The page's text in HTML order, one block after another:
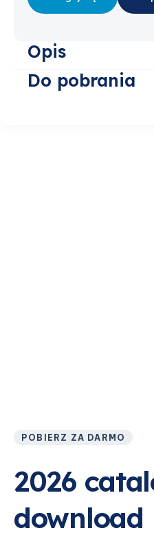
Opis
Do pobrania
POBIERZ ZA DARMO
2026
download